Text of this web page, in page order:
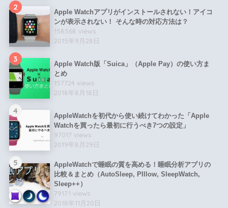
2
Apple Watchアプリがインストールされない！アイコ
ンが表示されない！ そんな時の対応方法は？
158568 views
2015年9月28日
3
Apple Watch版「Suica」（Apple Pay）の使い方ま
とめ
157724 views
2018年8月18日
4
AppleWatchを初代から使い続けてわかった「Apple
Watchを買ったら最初に行うべき7つの設定」
97017 views
2019年8月29日
5
AppleWatchで睡眠の質を高める！睡眠分析アプリの
比較＆まとめ（AutoSleep, PIllow, SleepWatch,
Sleep++）
79171 views
2018年11月20日